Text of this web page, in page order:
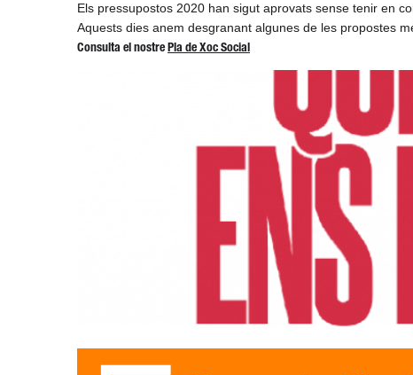
Els pressupostos 2020 han sigut aprovats sense tenir en
Aquests dies anem desgranant algunes de les propostes
Consulta el nostre Pla de Xoc Social